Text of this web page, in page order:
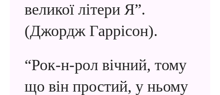
великої літери Я”.
(Джордж Гаррісон).
“Рок-н-рол вічний, тому
що він простий, у ньому